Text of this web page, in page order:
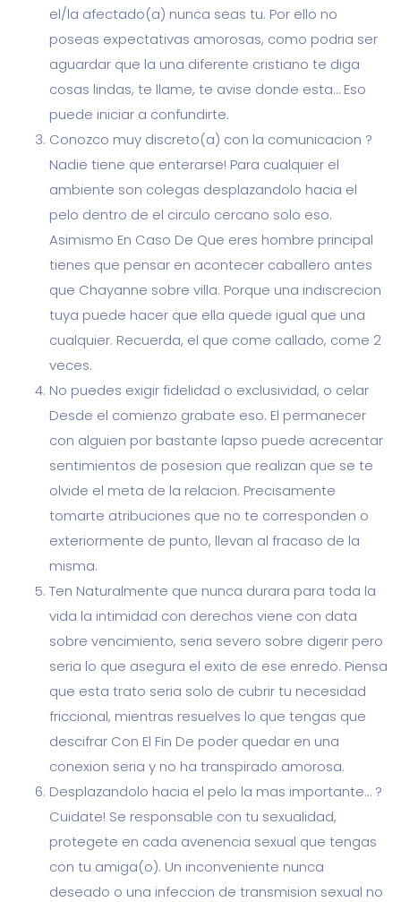
el/la afectado(a) nunca seas tu. Por ello no
poseas expectativas amorosas, como podri­a ser
aguardar que la una diferente cristiano te diga
cosas lindas, te llame, te avise donde esta… Eso
puede iniciar a confundirte.
Conozco muy discreto(a) con la comunicacion ?
Nadie tiene que enterarse! Para cualquier el
ambiente son colegas desplazandolo hacia el
pelo dentro de el circulo cercano solo eso.
Asimismo En Caso De Que eres hombre principal
tienes que pensar en acontecer caballero antes
que Chayanne sobre villa. Porque una indiscrecion
tuya puede hacer que ella quede igual que una
cualquier. Recuerda, el que come callado, come 2
veces.
No puedes exigir fidelidad o exclusividad, o celar
Desde el comienzo grabate eso. El permanecer
con alguien por bastante lapso puede acrecentar
sentimientos de posesion que realizan que se te
olvide el meta de la relacion. Precisamente
tomarte atribuciones que no te corresponden o
exteriormente de punto, llevan al fracaso de la
misma.
Ten Naturalmente que nunca durara para toda la
vida la intimidad con derechos viene con data
sobre vencimiento, seri­a severo sobre digerir pero
seri­a lo que asegura el exito de ese enredo. Piensa
que esta trato seri­a solo de cubrir tu necesidad
friccional, mientras resuelves lo que tengas que
descifrar Con El Fin De poder quedar en una
conexion seria y no ha transpirado amorosa.
Desplazandolo hacia el pelo la mas importante… ?
Cuidate! Se responsable con tu sexualidad,
protegete en cada avenencia sexual que tengas
con tu amiga(o). Un inconveniente nunca
deseado o una infeccion de transmision sexual no